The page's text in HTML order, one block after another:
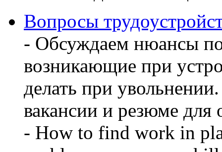
Вопросы
- Обсуждаем нюансы
возникающие при
делать при
вакансии и резюме для
- How to find work in